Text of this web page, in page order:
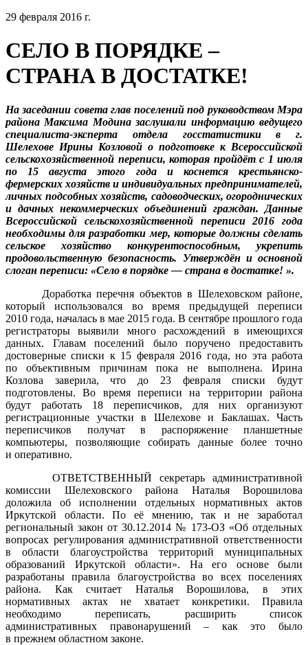
29 февраля 2016 г.
СЕЛО В ПОРЯДКЕ –
СТРАНА В ДОСТАТКЕ!
На заседании совета глав поселений под руководством Мэра
района Максима Модина заслушали информацию ведущего
специалиста-эксперта отдела госстатистики в г.
Шелехове Ирины Козловой о подготовке к Всероссийской
сельскохозяйственной переписи, которая пройдёт с 1 июля
по 15 августа этого года и коснется крестьянско-
фермерских хозяйств и индивидуальных предпринимателей,
личных подсобных хозяйств, садоводческих, огороднических
и дачных некоммерческих объединений граждан. Данные
Всероссийской сельскохозяйственной переписи 2016 года
необходимы для разработки мер, которые должны сделать
сельское хозяйство конкурентоспособным, укрепить
продовольственную безопасность. Утверждён и основной
слоган переписи: «Село в порядке — страна в достатке! ».
Доработка перечня объектов в Шелеховском районе,
который использовался во время предыдущей переписи
2010 года, началась в мае 2015 года. В сентябре прошлого года
регистраторы выявили много расхождений в имеющихся
данных. Главам поселений было поручено предоставить
достоверные списки к 15 февраля 2016 года, но эта работа
по объективным причинам пока не выполнена. Ирина
Козлова заверила, что до 23 февраля списки будут
подготовлены. Во время переписи на территории района
будут работать 18 переписчиков, для них организуют
регистрационные участки в Шелехове и Баклашах. Часть
переписчиков получат в распоряжение планшетные
компьютеры, позволяющие собирать данные более точно
и оперативно.
ОТВЕТСТВЕННЫЙ секретарь административной
комиссии Шелеховского района Наталья Ворошилова
доложила об исполнении отдельных нормативных актов
Иркутской области. По её мнению, так и не заработал
региональный закон от 30.12.2014 № 173-ОЗ «Об отдельных
вопросах регулирования административной ответственности
в области благоустройства территорий муниципальных
образований Иркутской области». На его основе были
разработаны правила благоустройства во всех поселениях
района. Как считает Наталья Ворошилова, в этих
нормативных актах не хватает конкретики. Правила
необходимо переписать, расширить список
административных правонарушений – как это было
в прежнем областном законе.